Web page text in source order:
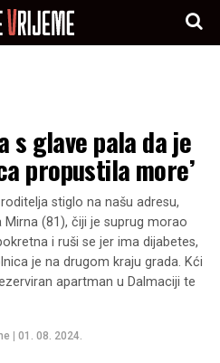
s glave pala da je
propustila more’
stiglo na našu adresu,
(81), čiji je suprug morao
i ruši se jer ima dijabetes,
je na drugom kraju grada. Kći
apartman u Dalmaciji te
01. 08. 2024.